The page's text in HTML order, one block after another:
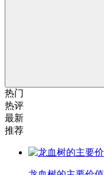
热门
热评
最新
推荐